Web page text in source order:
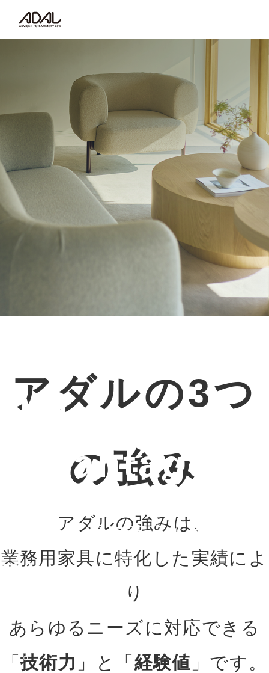
コラム
はたらく家具（広報誌）
最新情報/ニュース
採用情報
Japanese
Our
advantage
豊富な実績に支えられた提
案力。
す。
アダルの3つ
の強み
アダルの強みは、
業務用家具に特化した実績によ
り
あらゆるニーズに対応できる
「技術力 」と「 経験値 」です。